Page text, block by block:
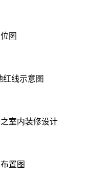
图
线示意图
室内装修设计
置图